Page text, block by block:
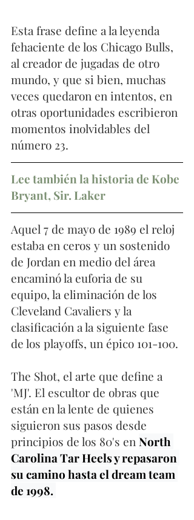
Esta frase define a la leyenda
fehaciente de los Chicago Bulls,
al creador de jugadas de otro
mundo, y que si bien, muchas
veces quedaron en intentos, en
otras oportunidades escribieron
momentos inolvidables del
número 23.
Lee también la historia de Kobe
Bryant, Sir. Laker
Aquel 7 de mayo de 1989 el reloj
estaba en ceros y un sostenido
de Jordan en medio del área
encaminó la euforia de su
equipo, la eliminación de los
Cleveland Cavaliers y la
clasificación a la siguiente fase
de los playoffs, un épico 101-100.
The Shot, el arte que define a
'MJ'. El escultor de obras que
están en la lente de quienes
siguieron sus pasos desde
principios de los 80's en North
Carolina Tar Heels y repasaron
su camino hasta el dream team
de 1998.